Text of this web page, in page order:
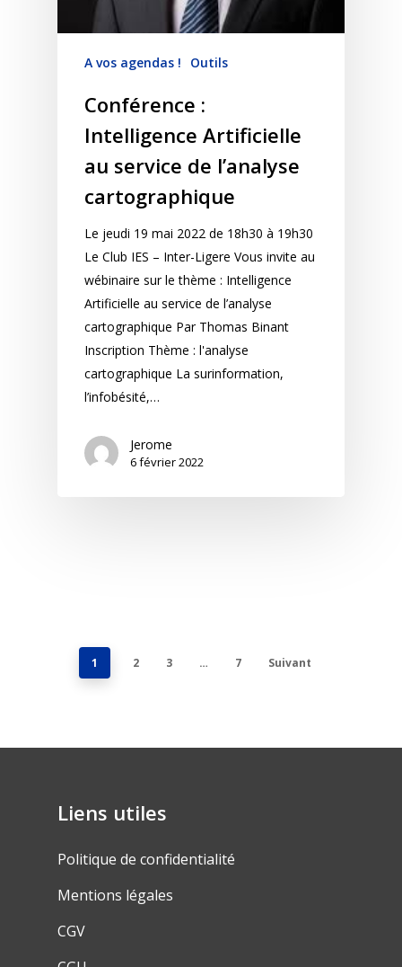
A vos agendas ! Outils
Conférence :
Intelligence Artificielle
au service de l’analyse
cartographique
Le jeudi 19 mai 2022 de 18h30 à 19h30
Le Club IES – Inter-Ligere Vous invite au
wébinaire sur le thème : Intelligence
Artificielle au service de l’analyse
cartographique Par Thomas Binant
Inscription Thème : l'analyse
cartographique La surinformation,
l’infobésité,…
Jerome
6 février 2022
1 2 3 … 7 Suivant
Liens utiles
Politique de confidentialité
Mentions légales
CGV